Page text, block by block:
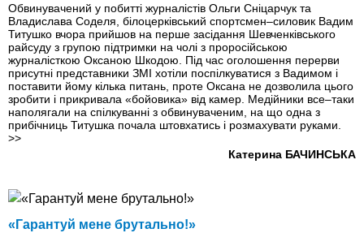
Обвинувачений у побитті журналістів Ольги Сніцарчук та
Владислава Соделя, білоцерківський спортсмен–силовик Вадим
Титушко вчора прийшов на перше засідання Шевченківського
райсуду з групою підтримки на чолі з проросійською
журналісткою Оксаною Шкодою. Під час оголошення перерви
присутні представники ЗМІ хотіли поспілкуватися з Вадимом і
поставити йому кілька питань, проте Оксана не дозволила цього
зробити і прикривала «бойовика» від камер. Медійники все–таки
наполягали на спілкуванні з обвинуваченим, на що одна з
прибічниць Титушка почала штовхатись і розмахувати руками.
>>
Катерина БАЧИНСЬКА
«Гарантуй мене брутально!»